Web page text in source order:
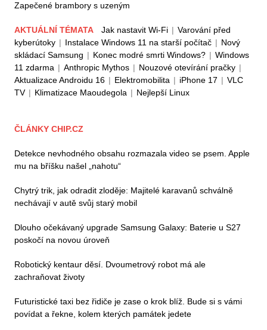
Zapečené brambory s uzeným
AKTUÁLNÍ TÉMATA Jak nastavit Wi-Fi | Varování před
kyberútoky | Instalace Windows 11 na starší počítač | Nový
skládací Samsung | Konec modré smrti Windows? | Windows
11 zdarma | Anthropic Mythos | Nouzové otevírání pračky |
Aktualizace Androidu 16 | Elektromobilita | iPhone 17 | VLC
TV | Klimatizace Maoudegola | Nejlepší Linux
ČLÁNKY CHIP.CZ
Detekce nevhodného obsahu rozmazala video se psem. Apple
mu na bříšku našel „nahotu“
Chytrý trik, jak odradit zloděje: Majitelé karavanů schválně
nechávají v autě svůj starý mobil
Dlouho očekávaný upgrade Samsung Galaxy: Baterie u S27
poskočí na novou úroveň
Robotický kentaur děsí. Dvoumetrový robot má ale
zachraňovat životy
Futuristické taxi bez řidiče je zase o krok blíž. Bude si s vámi
povídat a řekne, kolem kterých památek jedete